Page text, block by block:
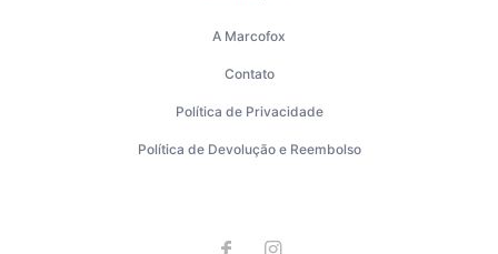
A Marcofox
Contato
Política de Privacidade
Política de Devolução e Reembolso